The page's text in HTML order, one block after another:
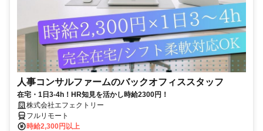
人事コンサルファームのバックオフィススタッフ
在宅・1日3-4h！HR知見を活かし時給2300円！
株式会社エフェクトリー
フルリモート
時給2,300円以上